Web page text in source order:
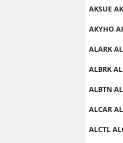
AKSUE
AKYHO
ALARK
ALBRK
ALBTN
ALCAR
ALCTL